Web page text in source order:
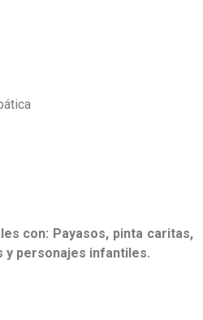
con: Payasos, pinta caritas,
y personajes infantiles.